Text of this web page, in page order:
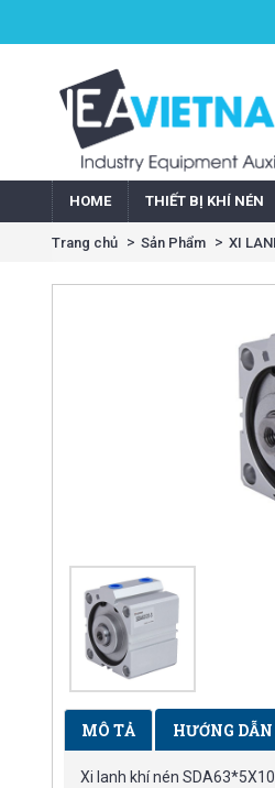
HOME THIẾT BỊ KHÍ NÉN
Trang chủ Sản Phẩm XI
MÔ TẢ HƯỚNG
Xi lanh khí nén